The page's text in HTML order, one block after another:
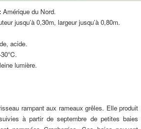
Amérique du Nord.
jusqu’à 0,30m, largeur jusqu’à 0,80m.
acide.
lumière.
rampant aux rameaux grêles. Elle produit
à partir de septembre de petites baies